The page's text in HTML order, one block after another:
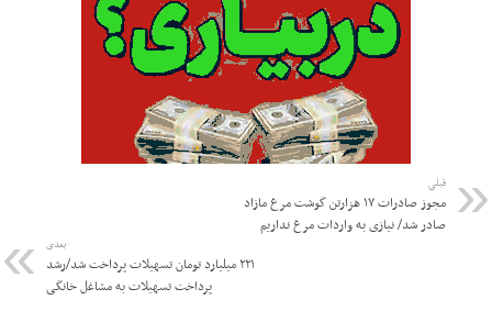
قبلی
مجوز صادرات ۱۷ هزارتن گوشت مرغ مازاد
صادر شد/ نیازی به واردات مرغ نداریم
بعدی
۲۲۱ میلیارد تومان تسهیلات پرداخت شد/رشد
پرداخت تسهیلات به مشاغل خانگی